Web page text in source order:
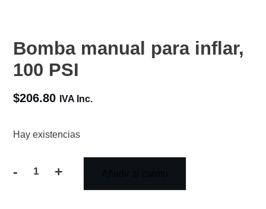
Bomba manual para inflar,
100 PSI
$206.80 IVA Inc.
Hay existencias
- +